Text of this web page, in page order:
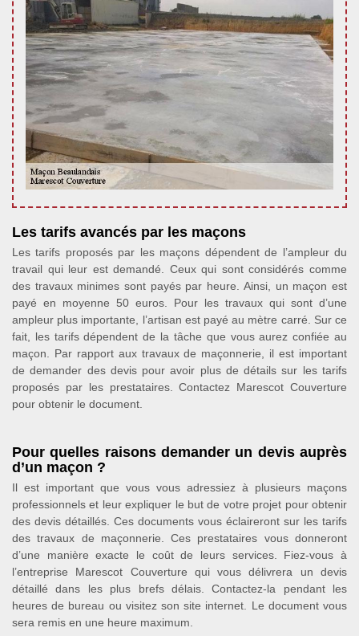
Les tarifs avancés par les maçons
Les tarifs proposés par les maçons dépendent de l’ampleur du
travail qui leur est demandé. Ceux qui sont considérés comme
des travaux minimes sont payés par heure. Ainsi, un maçon est
payé en moyenne 50 euros. Pour les travaux qui sont d’une
ampleur plus importante, l’artisan est payé au mètre carré. Sur ce
fait, les tarifs dépendent de la tâche que vous aurez confiée au
maçon. Par rapport aux travaux de maçonnerie, il est important
de demander des devis pour avoir plus de détails sur les tarifs
proposés par les prestataires. Contactez Marescot Couverture
pour obtenir le document.
Pour quelles raisons demander un devis auprès
d’un maçon ?
Il est important que vous vous adressiez à plusieurs maçons
professionnels et leur expliquer le but de votre projet pour obtenir
des devis détaillés. Ces documents vous éclaireront sur les tarifs
des travaux de maçonnerie. Ces prestataires vous donneront
d’une manière exacte le coût de leurs services. Fiez-vous à
l’entreprise Marescot Couverture qui vous délivrera un devis
détaillé dans les plus brefs délais. Contactez-la pendant les
heures de bureau ou visitez son site internet. Le document vous
sera remis en une heure maximum.